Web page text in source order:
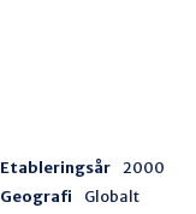
Etableringsår
2000
Geografi
Globalt